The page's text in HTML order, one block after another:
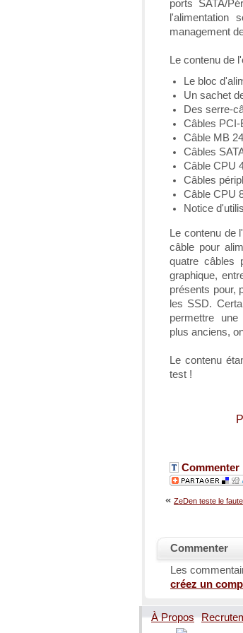
ports SATA/
management
Le contenu de
Le bloc
Un sachet
Des serre-
Câbles PCI-
Câble MB
Câbles
Câble CPU
Câbles
Câble CPU
Notice
Le contenu de
câble pour
quatre câbles
graphique,
présents pour,
les SSD.
permettre
plus anciens,
Le contenu
test !
Commenter
« ZeDen teste le
Commenter
Les
créez un
À Propos